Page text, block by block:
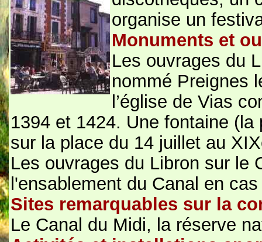
organise un
Monuments et
Les ouvrages du
nommé Preignes
l’église de Vias
1394 et 1424. Une fontaine
sur la place du 14 juillet au
Les ouvrages du Libron sur le
l'ensablement du Canal en
Sites remarquables sur la
Le Canal du Midi, la réserve